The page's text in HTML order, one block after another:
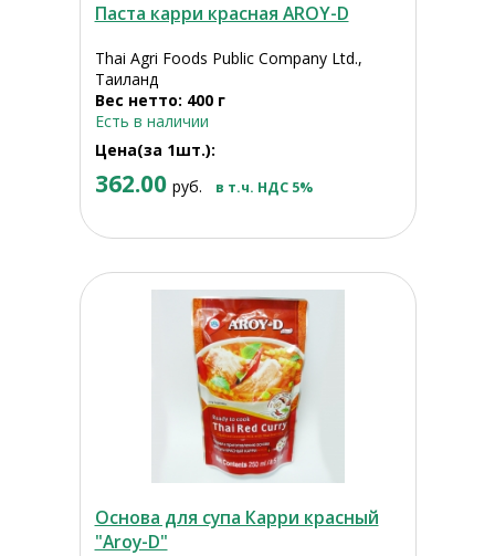
Паста карри красная AROY-D
Thai Agri Foods Public Company Ltd.,
Таиланд
Вес нетто: 400 г
Есть в наличии
Цена(за 1шт.):
362.00 руб. в т.ч. НДС 5%
Основа для супа Карри красный
"Aroy-D"